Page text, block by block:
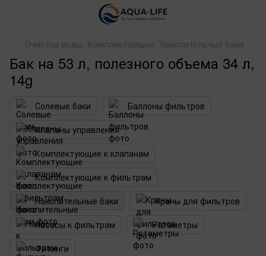
Очистка воды Комплектующие Накопительные баки
Бак на 53 л, полезного объема 34 л,
14g
Солевые баки
Баллоны фильтров
Клапаны управления
Комплектующие к клапанам
Комплектующие к фильтрам
Накопительные баки
Краны для фильтров
Насосы к фильтрам
Ротаметры
Фитинги